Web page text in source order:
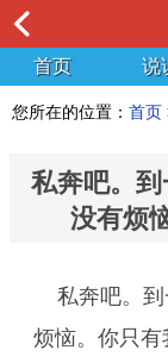
首页 说
您所在的位置： 首页
私奔吧。到
没有烦
私奔吧。
烦恼。你只有